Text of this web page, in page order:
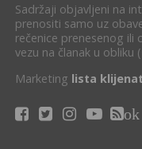
Sadržaji objavljeni na
prenositi samo uz
rečenice prenesenog
vezu na članak u obliku (
Marketing lista
ok